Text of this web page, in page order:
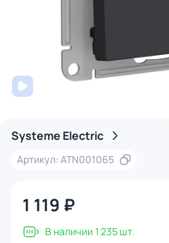
Systeme Electric
Артикул: ATN001065
1 119 ₽
В наличии 1 235 шт.